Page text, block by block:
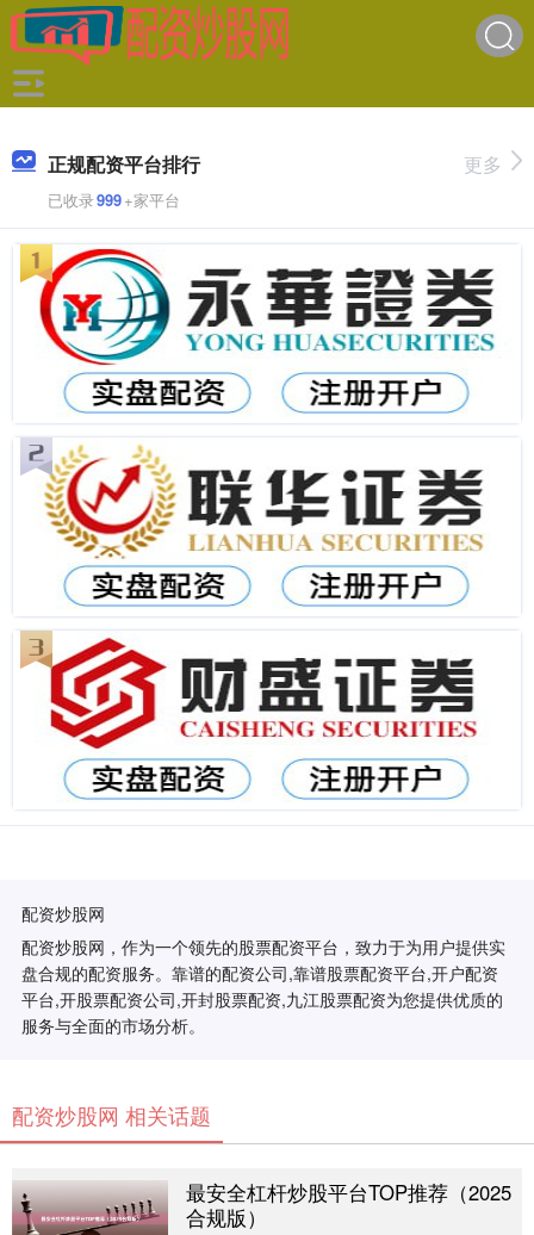
正规配资平台排行
已收录999+家平台
更多
配资炒股网
配资炒股网，作为一个领先的股票配资平台，致力于为用户提供实
盘合规的配资服务。靠谱的配资公司,靠谱股票配资平台,开户配资
平台,开股票配资公司,开封股票配资,九江股票配资为您提供优质的
服务与全面的市场分析。
配资炒股网 相关话题
最安全杠杆炒股平台TOP推荐（2025
合规版）